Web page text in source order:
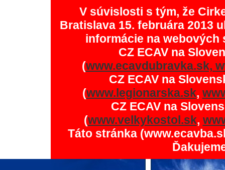
V súvislosti s tým, že
Bratislava 15. februára 2013
informácie na
CZ ECAV na
(www.ecavdubravka.sk,
CZ ECAV na
(www.legionarska.sk,
CZ ECAV na
(www.velkykostol.sk,
Táto stránka